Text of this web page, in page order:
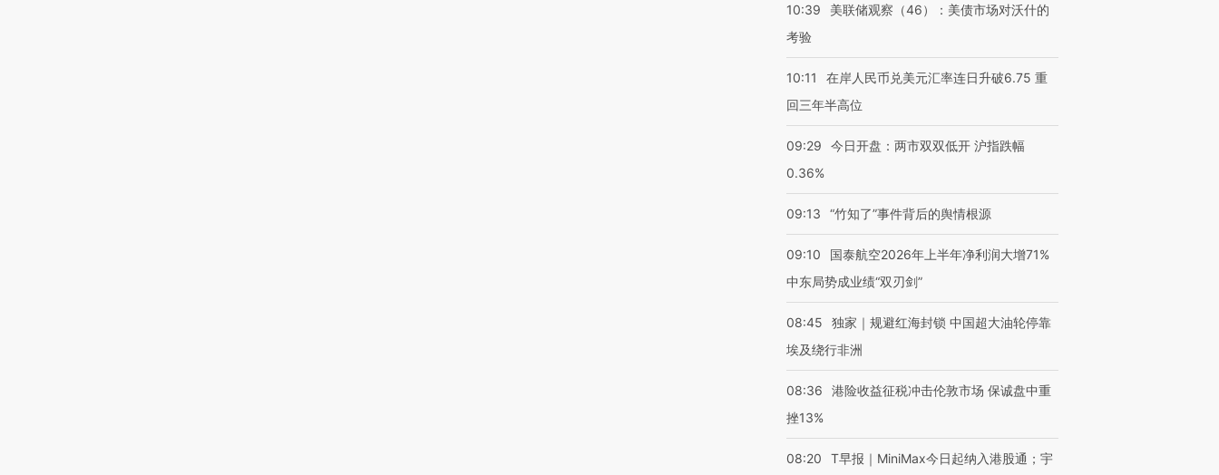
10:39
美联储观察（46）：美债市场对沃什的
考验
10:11
在岸人民币兑美元汇率连日升破6.75 重
回三年半高位
09:29
今日开盘：两市双双低开 沪指跌幅
0.36%
09:13 “竹知了”事件背后的舆情根源
09:10
国泰航空2026年上半年净利润大增71%
中东局势成业绩“双刃剑”
08:45
独家｜规避红海封锁 中国超大油轮停靠
埃及绕行非洲
08:36
港险收益征税冲击伦敦市场 保诚盘中重
挫13%
08:20
T早报｜MiniMax今日起纳入港股通；宇